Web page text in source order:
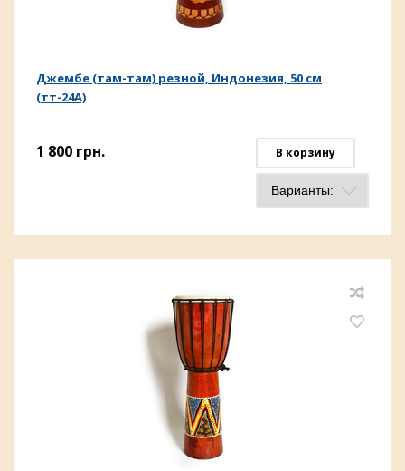
Джембе (там-там) резной, Индонезия, 50 см
(тт-24А)
1 800 грн. В корзину